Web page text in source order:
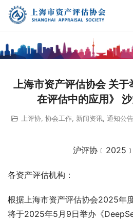
上海市资产评估协会 关
在评估中的应用》
上评协 协会工作 新闻资讯 通知公告
沪评协
各资产评估机构：
根据上海市资产评估协会2025年
将于2025年5月9日举办《